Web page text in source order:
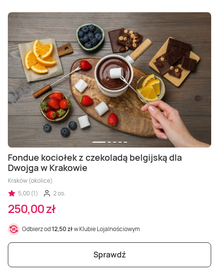
Fondue kociołek z czekoladą belgijską dla
Dwojga w Krakowie
Kraków (okolice)
5,00 (1)
2 os.
250,00 zł
Odbierz od12,50 złw Klubie Lojalnościowym
Sprawdź